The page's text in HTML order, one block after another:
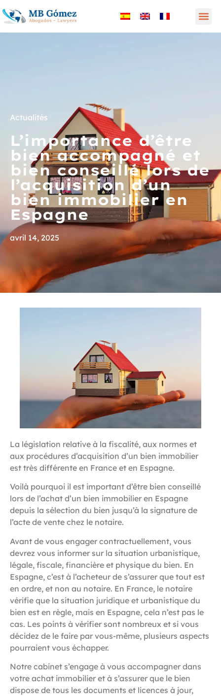
Actualités
L’importance d’être
bien accompagné et
bien conseillé lors de
l’acquisition d’un
bien immobilier en
Espagne
avril 14, 2025
La législation relative à la fiscalité, aux normes et
aux procédures d’acquisition d’un bien immobilier
est très différente en France et en Espagne.
Voilà pourquoi il est important d’être bien conseillé
lors de l’achat d’un bien immobilier en Espagne
depuis la sélection du bien jusqu’à la signature de
l’acte de vente chez le notaire.
Avant de vous engager contractuellement, vous
devrez vous informer sur la situation urbanistique,
légale, fiscale, financière et physique du bien. En
Espagne, c’est à l’acheteur de s’assurer que tout est
en ordre, et non au notaire. En France, le notaire
vérifie que la situation juridique et urbanistique du
bien est en règle, mais en Espagne, cela n’est pas le
cas. Les points à vérifier sont nombreux et si vous
décidez de le faire par vous-même, plusieurs aspects
pourraient vous échapper.
Notre cabinet s’engage à vous accompagner dans
votre achat immobilier et à s’assurer que le bien
dispose de tous les documents et licences à jour,